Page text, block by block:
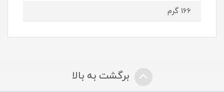
166 گرم
برگشت به بالا